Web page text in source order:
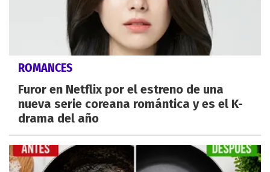
ROMANCES
Furor en Netflix por el estreno de una
nueva serie coreana romántica y es el K-
drama del año